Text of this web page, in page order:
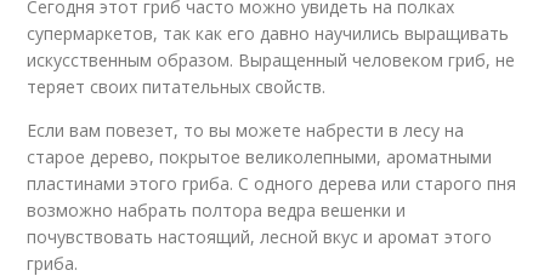
Сегодня этот гриб часто можно увидеть на полках
супермаркетов, так как его давно научились выращивать
искусственным образом. Выращенный человеком гриб, не
теряет своих питательных свойств.
Если вам повезет, то вы можете набрести в лесу на
старое дерево, покрытое великолепными, ароматными
пластинами этого гриба. С одного дерева или старого пня
возможно набрать полтора ведра вешенки и
почувствовать настоящий, лесной вкус и аромат этого
гриба.